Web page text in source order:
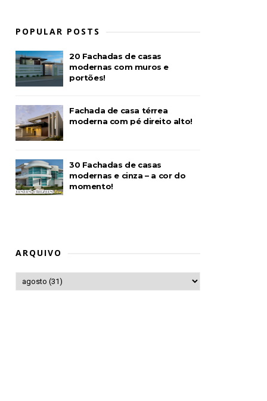
POPULAR POSTS
20 Fachadas de casas
modernas com muros e
portões!
Fachada de casa térrea
moderna com pé direito alto!
30 Fachadas de casas
modernas e cinza – a cor do
momento!
ARQUIVO